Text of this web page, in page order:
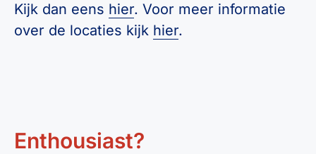
Kijk dan eens hier. Voor meer informatie
over de locaties kijk hier.
Enthousiast?